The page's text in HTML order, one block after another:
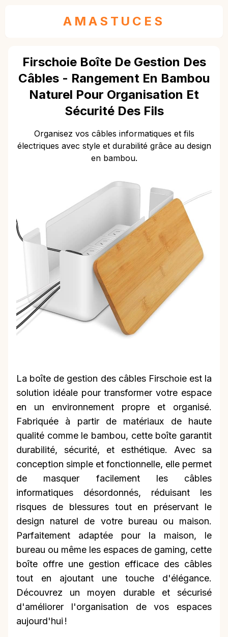
AMASTUCES
Firschoie Boîte De Gestion Des
Câbles - Rangement En Bambou
Naturel Pour Organisation Et
Sécurité Des Fils
Organisez vos câbles informatiques et fils
électriques avec style et durabilité grâce au design
en bambou.
La boîte de gestion des câbles Firschoie est la
solution idéale pour transformer votre espace
en un environnement propre et organisé.
Fabriquée à partir de matériaux de haute
qualité comme le bambou, cette boîte garantit
durabilité, sécurité, et esthétique. Avec sa
conception simple et fonctionnelle, elle permet
de masquer facilement les câbles
informatiques désordonnés, réduisant les
risques de blessures tout en préservant le
design naturel de votre bureau ou maison.
Parfaitement adaptée pour la maison, le
bureau ou même les espaces de gaming, cette
boîte offre une gestion efficace des câbles
tout en ajoutant une touche d'élégance.
Découvrez un moyen durable et sécurisé
d'améliorer l'organisation de vos espaces
aujourd'hui !